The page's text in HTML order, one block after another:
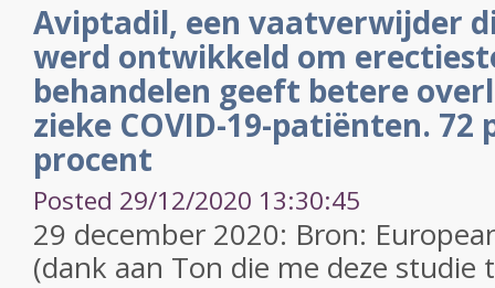
Aviptadil, een vaatverwijder
werd ontwikkeld om
behandelen geeft betere
zieke COVID-19-patiënten. 72
procent
Posted 29/12/2020 13:30:45
29 december 2020: Bron:
(dank aan Ton die me deze studie